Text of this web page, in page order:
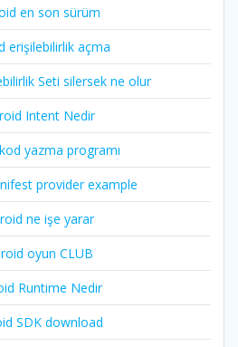
en son sürüm
erişilebilirlik açma
Seti silersek ne olur
Intent Nedir
yazma programı
provider example
ne işe yarar
oyun CLUB
Runtime Nedir
SDK download